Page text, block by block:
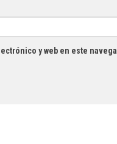
y web en este